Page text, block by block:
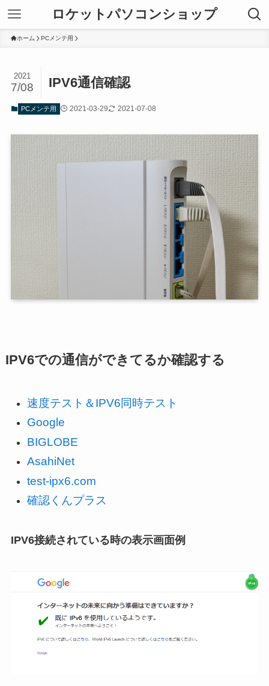
ロケットパソコンショップ
ホーム PCメンテ用
IPV6通信確認
2021
7/08
PCメンテ用 2021-03-29 2021-07-08
IPV6での通信ができてるか確認する
速度テスト＆IPV6同時テスト
Google
BIGLOBE
AsahiNet
test-ipx6.com
確認くんプラス
IPV6接続されている時の表示画面例